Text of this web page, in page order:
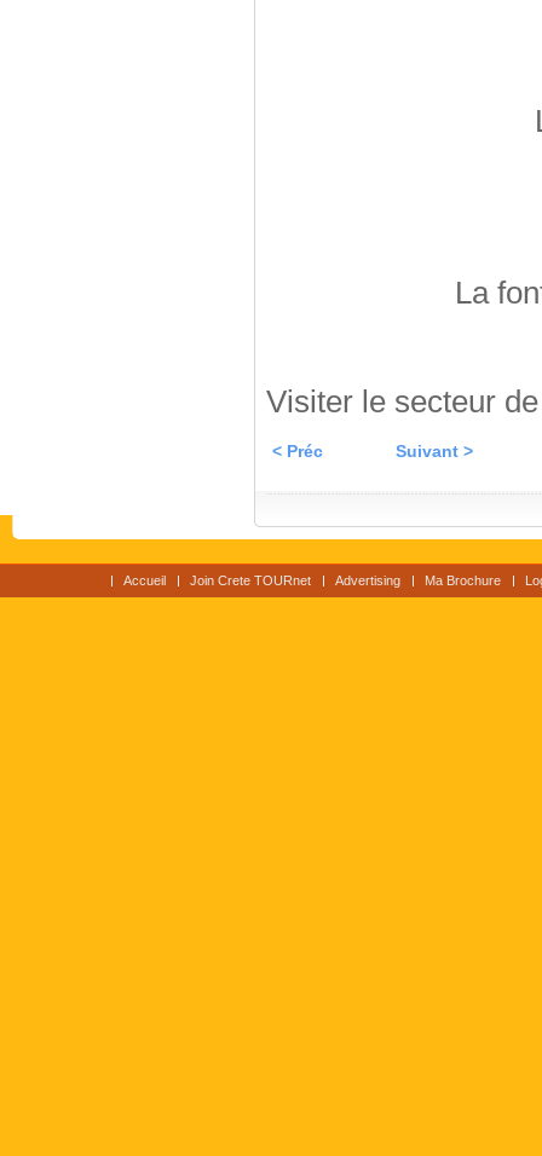
La
Visiter le secteur
< Préc Suivant >
Accueil Join Crete TOURnet Advertising Ma Brochure